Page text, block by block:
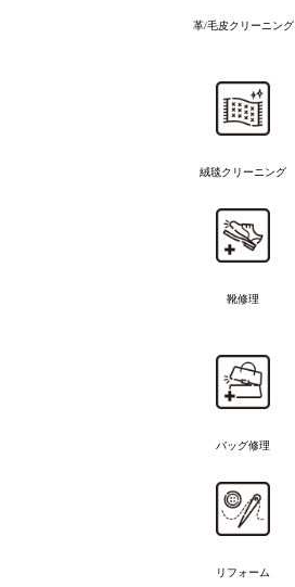
革/毛皮クリーニング
絨毯クリーニング
靴修理
バッグ修理
リフォーム